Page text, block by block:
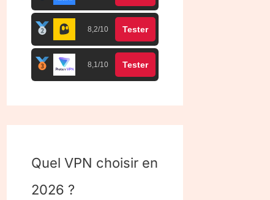
8,2/10 Tester
8,1/10 Tester
Quel VPN choisir en
2026 ?